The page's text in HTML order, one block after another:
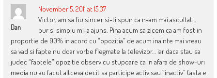
Dan
November 5, 2011 at 15:37
Victor, am sa fiu sincer si-ti spun ca n-am mai ascultat…
pur si simplu mi-a ajuns. Pina acum sa zicem ca am fost in
proportie de 90% in acord cu “opozitia” de acum inainte mai vreau
sa vad si fapte nu doar vorbe flegmate la televizor… iar daca stau sa
judec “faptele” opozitie observ cu stupoare ca in afara de show-uri
media nu au facut altceva decit sa participe activ sau “inactiv” (asta e